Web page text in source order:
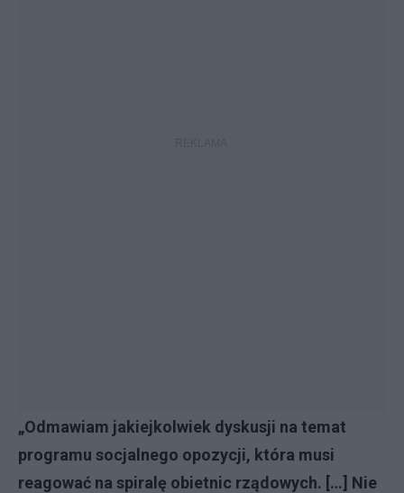
„Odmawiam jakiejkolwiek dyskusji na temat
programu socjalnego opozycji, która musi
reagować na spiralę obietnic rządowych. […] Nie